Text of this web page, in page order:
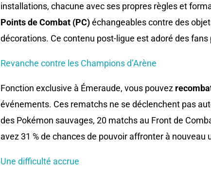
installations, chacune avec ses propres règles et
Points de Combat (PC)échangeables contre des
décorations. Ce contenu post-ligue est adoré des fans
Revanche contre les Champions d’Arène
Fonction exclusive à Émeraude, vous pouvez
événements. Ces rematchs ne se déclenchent pas
des Pokémon sauvages, 20 matchs au Front de
avez 31 % de chances de pouvoir affronter à
Une difficulté accrue